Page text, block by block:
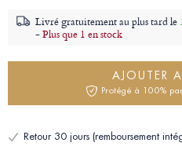
Livré gratuitement au plus tard le
-Plus que 1 en stock
AJOUTER
Protégé à 100%
Retour 30 jours (remboursement